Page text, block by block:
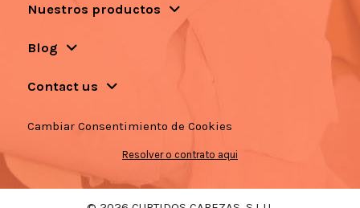
Nuestros productos
Blog
Contact us
Cambiar Consentimiento de Cookies
Resolver o contrato aqui